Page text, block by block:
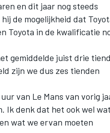
en dit jaar nog steeds
de mogelijkheid dat
Toyota in de kwalificatie
gemiddelde juist drie
zijn we dus zes tienden
van Le Mans van vorig
Ik denk dat het ook wel wat
wat we ervan moeten